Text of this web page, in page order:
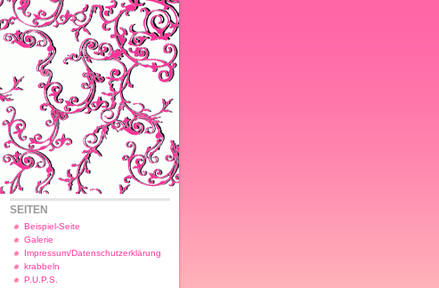
SEITEN
Beispiel-Seite
Galerie
Impressum/Datenschutzerklärung
krabbeln
P.U.P.S.